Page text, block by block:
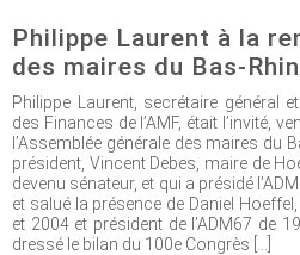
Philippe Laurent à la
des maires du Bas-Rhin
Philippe Laurent, secrétaire général
des Finances de l’AMF, était l’invité,
l’Assemblée générale des maires du
président, Vincent Debes, maire de
devenu sénateur, et qui a présidé
et salué la présence de Daniel
et 2004 et président de l’ADM67 de
dressé le bilan du 100e Congrès [...]